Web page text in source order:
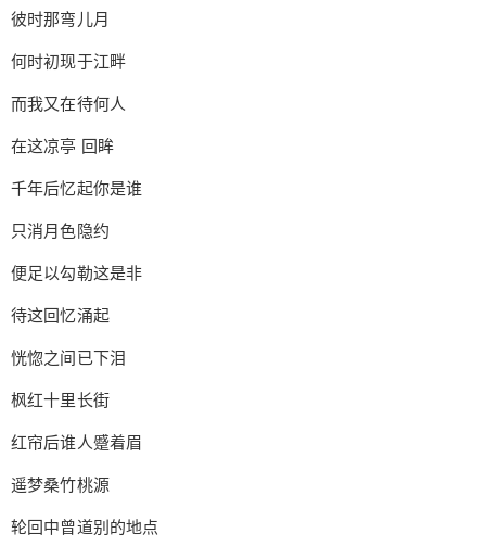
彼时那弯儿月
何时初现于江畔
而我又在待何人
在这凉亭 回眸
千年后忆起你是谁
只消月色隐约
便足以勾勒这是非
待这回忆涌起
恍惚之间已下泪
枫红十里长街
红帘后谁人蹙着眉
遥梦桑竹桃源
轮回中曾道别的地点